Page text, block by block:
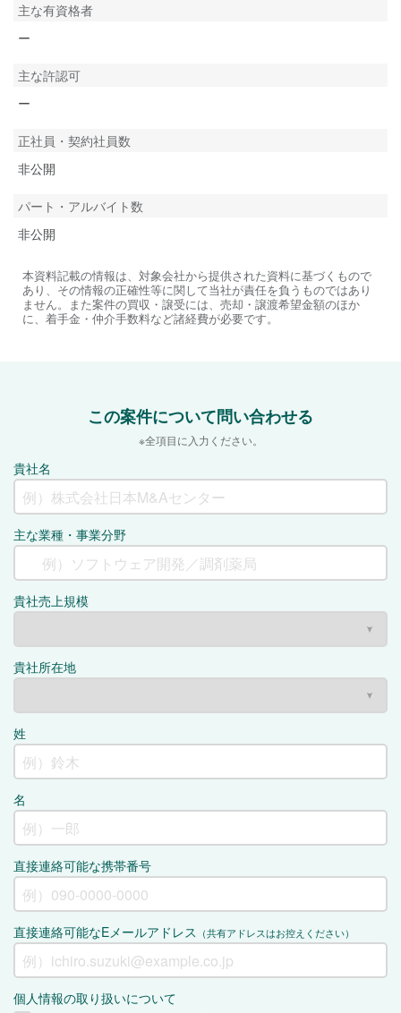
主な有資格者
ー
主な許認可
ー
正社員・契約社員数
非公開
パート・アルバイト数
非公開
本資料記載の情報は、対象会社から提供された資料に基づくもので
あり、その情報の正確性等に関して当社が責任を負うものではあり
ません。また案件の買収・譲受には、売却・譲渡希望金額のほか
に、着手金・仲介手数料など諸経費が必要です。